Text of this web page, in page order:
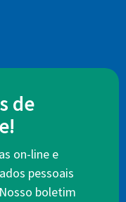
de
on-line e
pessoais
boletim